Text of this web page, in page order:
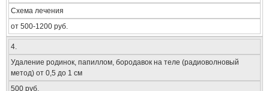
Схема лечения
от 500-1200 руб.
4.
Удаление родинок, папиллом, бородавок на теле (радиоволновый
метод) от 0,5 до 1 см
500 руб.